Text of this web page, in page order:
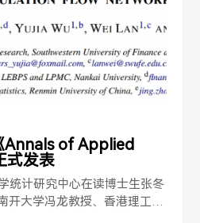
量中以无监督方式提取特征。
回归模型来整合这些可能相互
结构关联。我们的方法采用带
回归模型，以充分且有效地捕
间的关系。在模型层面，我们
列稀疏性与低秩约束以提升模
稳健性。该方法对响应变量的
更高的灵活性与适用性。在模
一个基于sieve似然的估计框
计结果。我们将所提方法应用
Annals of Applied
式发表
统计研究中心在读博士生张冬
开大学冯龙教授、香港理工大